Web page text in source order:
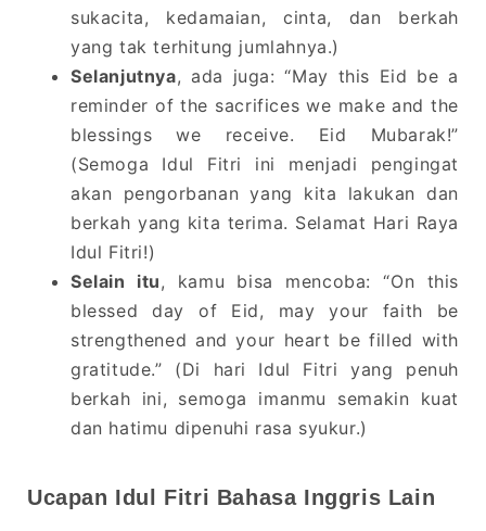
sukacita, kedamaian, cinta, dan berkah
yang tak terhitung jumlahnya.)
Selanjutnya, ada juga: “May this Eid be a
reminder of the sacrifices we make and the
blessings we receive. Eid Mubarak!”
(Semoga Idul Fitri ini menjadi pengingat
akan pengorbanan yang kita lakukan dan
berkah yang kita terima. Selamat Hari Raya
Idul Fitri!)
Selain itu, kamu bisa mencoba: “On this
blessed day of Eid, may your faith be
strengthened and your heart be filled with
gratitude.” (Di hari Idul Fitri yang penuh
berkah ini, semoga imanmu semakin kuat
dan hatimu dipenuhi rasa syukur.)
Ucapan Idul Fitri Bahasa Inggris Lain